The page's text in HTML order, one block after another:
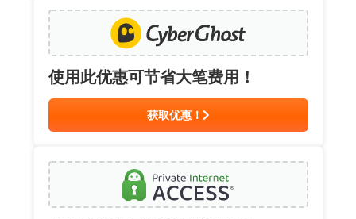
使用此优惠可节省大笔费用！
获取优惠！